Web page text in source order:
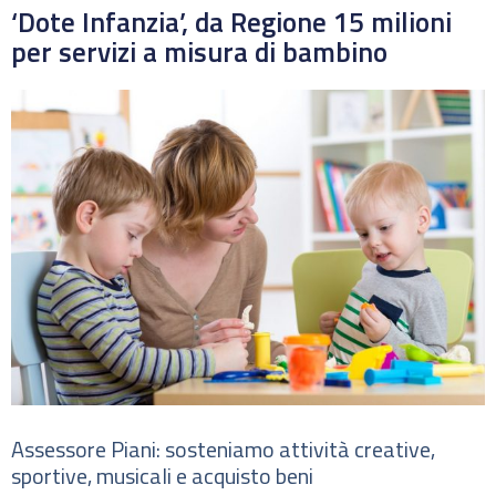
‘Dote Infanzia’, da Regione 15 milioni
per servizi a misura di bambino
Assessore Piani: sosteniamo attività creative,
sportive, musicali e acquisto beni